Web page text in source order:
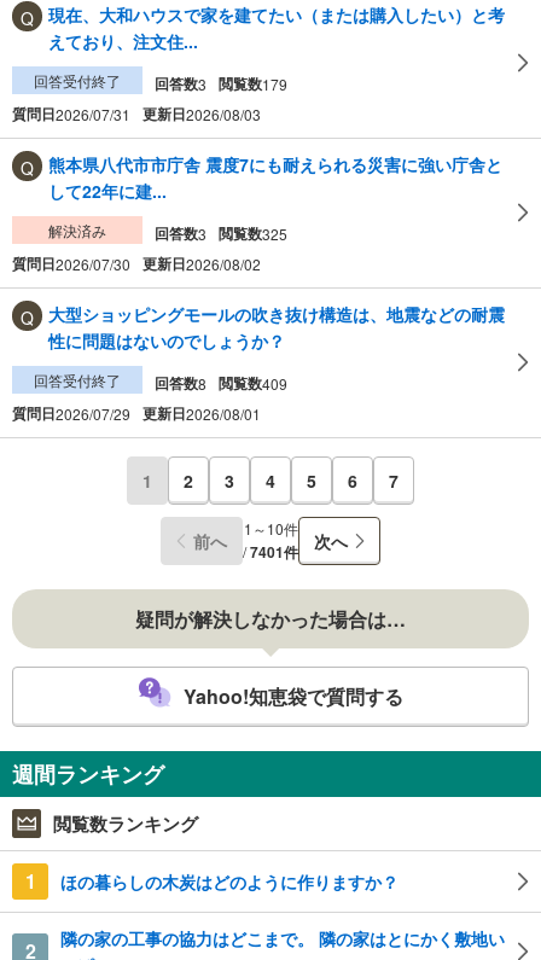
現在、大和ハウスで家を建てたい（または購入したい）と考
えており、注文住...
回答受付終了 回答数3 閲覧数179
質問日2026/07/31 更新日2026/08/03
熊本県八代市市庁舎 震度7にも耐えられる災害に強い庁舎と
して22年に建...
解決済み 回答数3 閲覧数325
質問日2026/07/30 更新日2026/08/02
大型ショッピングモールの吹き抜け構造は、地震などの耐震
性に問題はないのでしょうか？ ​
回答受付終了 回答数8 閲覧数409
質問日2026/07/29 更新日2026/08/01
1 2 3 4 5 6 7
前へ
1～10件
/7401件 次へ
疑問が解決しなかった場合は…
Yahoo!知恵袋で質問する
週間ランキング
閲覧数ランキング
1 ほの暮らしの木炭はどのように作りますか？
2
隣の家の工事の協力はどこまで。 隣の家はとにかく敷地い